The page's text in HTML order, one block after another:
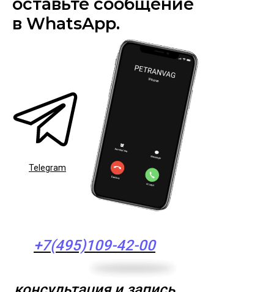
в WhatsApp.
Telegram
+7(495)109-42-00